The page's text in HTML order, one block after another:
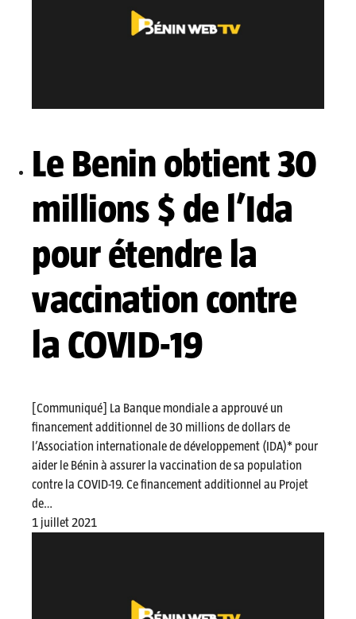
Le Benin obtient 30
millions $ de l’Ida
pour étendre la
vaccination contre
la COVID-19
[Communiqué] La Banque mondiale a approuvé un
financement additionnel de 30 millions de dollars de
l’Association internationale de développement (IDA)* pour
aider le Bénin à assurer la vaccination de sa population
contre la COVID-19. Ce financement additionnel au Projet
de…
1 juillet 2021